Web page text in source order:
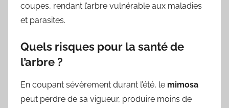
coupes, rendant l’arbre vulnérable aux maladies
et parasites.
Quels risques pour la santé de
l’arbre ?
En coupant sévèrement durant l’été, le mimosa
peut perdre de sa vigueur, produire moins de